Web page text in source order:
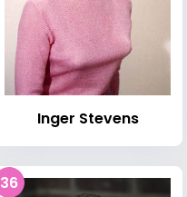
Inger Stevens
36